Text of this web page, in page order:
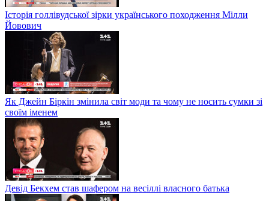
Історія голлівудської зірки українського походження Мілли
Йовович
Як Джейн Біркін змінила світ моди та чому не носить сумки зі
своїм іменем
Девід Бекхем став шафером на весіллі власного батька